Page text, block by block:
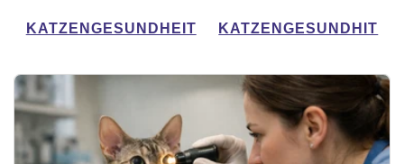
KATZENGESUNDHEIT KATZENGESUNDHIT